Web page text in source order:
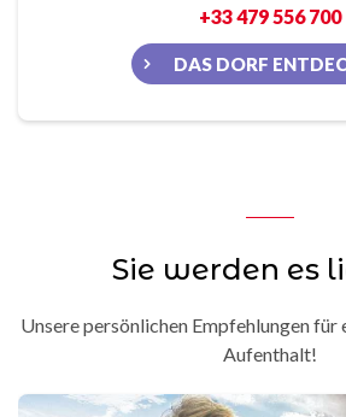
+33 479 556 700
DAS DORF
Sie werden es
Unsere persönlichen Empfehlungen für
Aufenthalt!